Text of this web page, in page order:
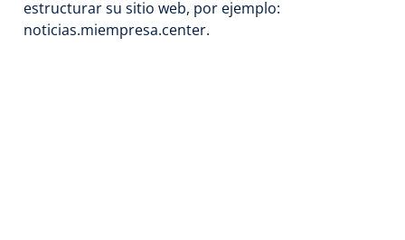
estructurar su sitio web, por ejemplo:
noticias.miempresa.center.